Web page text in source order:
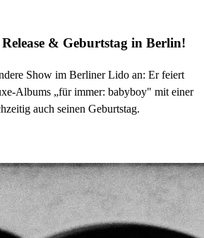
& Geburtstag in Berlin!
Show im Berliner Lido an: Er feiert
Albums „für immer: babyboy" mit einer
auch seinen Geburtstag.